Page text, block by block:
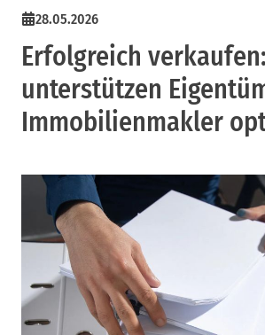
28.05.2026
Erfolgreich
unterstützen
Immobilienmakler